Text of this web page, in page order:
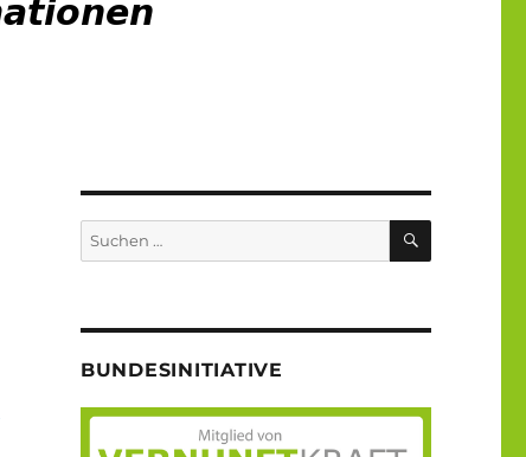
Suche
nach:
SUCHEN
BUNDESINITIATIVE